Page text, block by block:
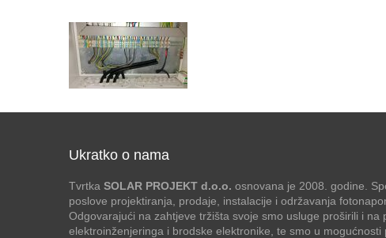
Ukratko o nama
Tvrtka SOLAR PROJEKT d.o.o. osnovana je 2008. godine.
poslove projektiranja, prodaje, instalacije i održavanja
Odgovarajući na zahtjeve tržišta svoje smo usluge proširili i na
elektroinženjeringa i brodske elektronike, te smo u mogućnosti